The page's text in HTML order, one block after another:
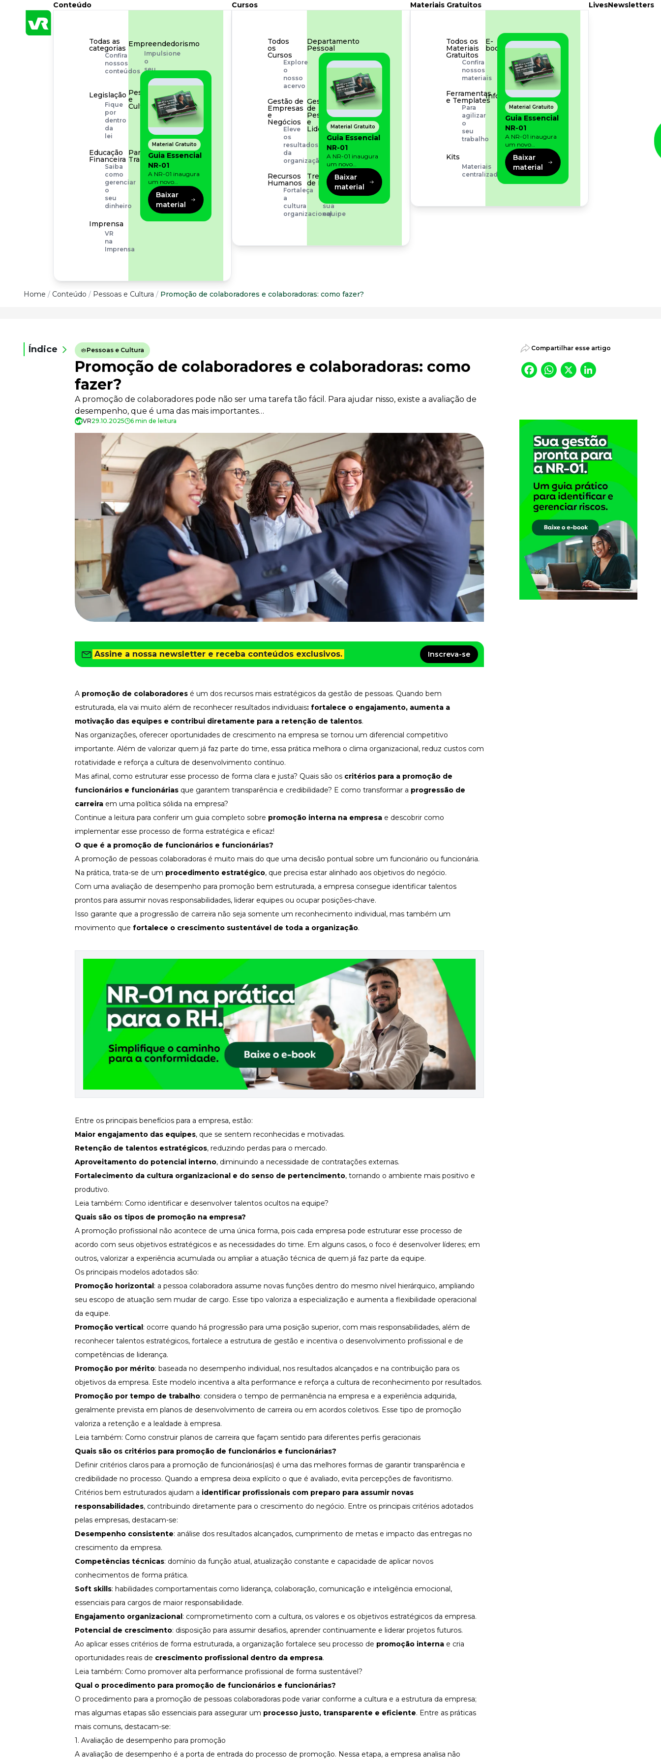
Conteúdo
Todas as
categorias
Confira
nossos
conteúdos
Empreendedorismo
Impulsione
o
seu
negócio
Legislação
Fique
por
dentro
da
lei
Pessoas
e
Cultura
Aprimore
cultura
organizacional
Educação
Financeira
Saiba
como
gerenciar
o
seu
dinheiro
Para o
Trabalhador
Tudo
para
facilitar
rotina
Imprensa
VR
na
Imprensa
Material Gratuito
Guia Essencial
NR-01
A NR-01 inaugura
um novo
momento na
prevenção de riscos:
agora, além dos
fatores físicos e
operacionais, as
Baixar
material
Cursos
Todos
os
Cursos
Explore
o
nosso
acervo
Departamento
Pessoal
Para
simplificar
processos
Gestão de
Empresas
e
Negócios
Eleve
os
resultados
da
organização
Gestão
de
Pessoas
e
Liderança
Capacitação
com
especialistas
Recursos
Humanos
Fortaleça
a
cultura
organizacional
Treinamento
de Produto
Desenvolva
sua
equipe
Material Gratuito
Guia Essencial
NR-01
A NR-01 inaugura
um novo
momento na
prevenção de riscos:
agora, além dos
fatores físicos e
operacionais, as
empresas precisam
olhar também
Baixar
material
Materiais Gratuitos
Todos os
Materiais
Gratuitos
Confira
nossos
materiais
E-
book
Aprofunde
seu
conhecimento
Ferramentas
e Templates
Para
agilizar
o
seu
trabalho
Infográfico
Conteúdo
prático
rápido
Kits
Materiais
centralizados
Material Gratuito
Guia Essencial
NR-01
A NR-01 inaugura
um novo
momento na
prevenção de riscos:
agora, além dos
fatores físicos e
operacionais, as
para os riscos
Baixar
material
LivesNewsletters
Conteúdo
Todas as categorias
Confira nossos conteúdos
Empreendedorismo
Fique por dentro da lei
Pessoas e Cultura
Aprimore a cultura organizacional
Educação Financeira
Saiba como gerenciar o seu dinheiro
Para o Trabalhador
Tudo para facilitar a rotina
Todos os Cursos
Explore o nosso acervo
Departamento Pessoal
Para simplificar os processos
Gestão de Empresas e Negócios
Eleve os resultados da organização
Capacitação com especialistas
Recursos Humanos
Fortaleça a cultura organizacional
Desenvolva a sua equipe
Materiais Gratuitos
Materiais Gratuitos
Todos os Materiais Gratuitos
Aprofunde seu conhecimento
Ferramentas e Templates
Para agilizar o seu trabalho
Infográfico
Materiais centralizados
Newsletters
Home / Conteúdo / Pessoas e Cultura / Promoção de colaboradores e colaboradoras: como fazer?
Índice Pessoas e Cultura
Promoção de colaboradores e colaboradoras: como
fazer?
A promoção de colaboradores pode não ser uma tarefa tão fácil. Para ajudar nisso, existe a avaliação de
desempenho, que é uma das mais importantes…
VR29.10.2025 6 min de leitura
Assine a nossa newsletter e receba conteúdos exclusivos. Inscreva-se
A promoção de colaboradores é um dos recursos mais estratégicos da gestão de pessoas. Quando bem
estruturada, ela vai muito além de reconhecer resultados individuais: fortalece o engajamento, aumenta a
motivação das equipes e contribui diretamente para a retenção de talentos.
Nas organizações, oferecer oportunidades de crescimento na empresa se tornou um diferencial competitivo
importante. Além de valorizar quem já faz parte do time, essa prática melhora o clima organizacional, reduz custos com
rotatividade e reforça a cultura de desenvolvimento contínuo.
Mas afinal, como estruturar esse processo de forma clara e justa? Quais são os critérios para a promoção de
funcionários e funcionárias que garantem transparência e credibilidade? E como transformar a progressão de
carreira em uma política sólida na empresa?
Continue a leitura para conferir um guia completo sobre promoção interna na empresa e descobrir como
implementar esse processo de forma estratégica e eficaz!
O que é a promoção de funcionários e funcionárias?
A promoção de pessoas colaboradoras é muito mais do que uma decisão pontual sobre um funcionário ou funcionária.
Na prática, trata-se de um procedimento estratégico, que precisa estar alinhado aos objetivos do negócio.
Com uma avaliação de desempenho para promoção bem estruturada, a empresa consegue identificar talentos
prontos para assumir novas responsabilidades, liderar equipes ou ocupar posições-chave.
Isso garante que a progressão de carreira não seja somente um reconhecimento individual, mas também um
movimento que fortalece o crescimento sustentável de toda a organização.
Entre os principais benefícios para a empresa, estão:
Maior engajamento das equipes, que se sentem reconhecidas e motivadas.
Retenção de talentos estratégicos, reduzindo perdas para o mercado.
Aproveitamento do potencial interno, diminuindo a necessidade de contratações externas.
Fortalecimento da cultura organizacional e do senso de pertencimento, tornando o ambiente mais positivo e
produtivo.
Leia também: Como identificar e desenvolver talentos ocultos na equipe?
Quais são os tipos de promoção na empresa?
A promoção profissional não acontece de uma única forma, pois cada empresa pode estruturar esse processo de
acordo com seus objetivos estratégicos e as necessidades do time. Em alguns casos, o foco é desenvolver líderes; em
outros, valorizar a experiência acumulada ou ampliar a atuação técnica de quem já faz parte da equipe.
Os principais modelos adotados são:
Promoção horizontal : a pessoa colaboradora assume novas funções dentro do mesmo nível hierárquico, ampliando
seu escopo de atuação sem mudar de cargo. Esse tipo valoriza a especialização e aumenta a flexibilidade operacional
da equipe.
Promoção vertical : ocorre quando há progressão para uma posição superior, com mais responsabilidades, além de
reconhecer talentos estratégicos, fortalece a estrutura de gestão e incentiva o desenvolvimento profissional e de
competências de liderança.
Promoção por mérito: baseada no desempenho individual, nos resultados alcançados e na contribuição para os
objetivos da empresa. Este modelo incentiva a alta performance e reforça a cultura de reconhecimento por resultados.
Promoção por tempo de trabalho: considera o tempo de permanência na empresa e a experiência adquirida,
geralmente prevista em planos de desenvolvimento de carreira ou em acordos coletivos. Esse tipo de promoção
valoriza a retenção e a lealdade à empresa.
Leia também: Como construir planos de carreira que façam sentido para diferentes perfis geracionais
Quais são os critérios para promoção de funcionários e funcionárias?
Definir critérios claros para a promoção de funcionários(as) é uma das melhores formas de garantir transparência e
credibilidade no processo. Quando a empresa deixa explícito o que é avaliado, evita percepções de favoritismo.
Critérios bem estruturados ajudam a identificar profissionais com preparo para assumir novas
responsabilidades, contribuindo diretamente para o crescimento do negócio. Entre os principais critérios adotados
pelas empresas, destacam-se:
Desempenho consistente: análise dos resultados alcançados, cumprimento de metas e impacto das entregas no
crescimento da empresa.
Competências técnicas: domínio da função atual, atualização constante e capacidade de aplicar novos
conhecimentos de forma prática.
Soft skills: habilidades comportamentais como liderança, colaboração, comunicação e inteligência emocional ,
essenciais para cargos de maior responsabilidade.
Engajamento organizacional : comprometimento com a cultura, os valores e os objetivos estratégicos da empresa.
Potencial de crescimento: disposição para assumir desafios, aprender continuamente e liderar projetos futuros.
Ao aplicar esses critérios de forma estruturada, a organização fortalece seu processo de promoção interna e cria
oportunidades reais de crescimento profissional dentro da empresa.
Leia também: Como promover alta performance profissional de forma sustentável?
Qual o procedimento para promoção de funcionários e funcionárias?
O procedimento para a promoção de pessoas colaboradoras pode variar conforme a cultura e a estrutura da empresa;
mas algumas etapas são essenciais para assegurar um processo justo, transparente e eficiente. Entre as práticas
mais comuns, destacam-se:
1. Avaliação de desempenho para promoção
A avaliação de desempenho é a porta de entrada do processo de promoção. Nessa etapa, a empresa analisa não
Compartilhar esse artigo
Facebook
WhatsApp
X